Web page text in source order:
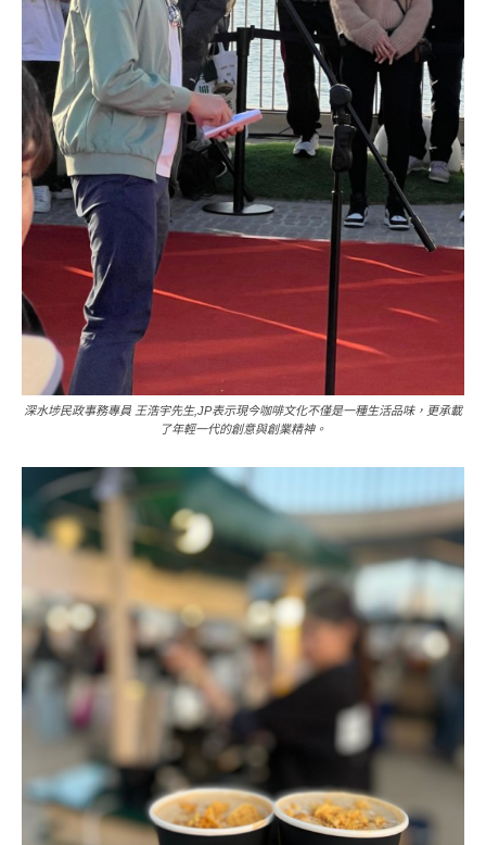
深水埗民政事務專員 王浩宇先生,JP表示現今咖啡文化不僅是一種生活品味，更承載
了年輕一代的創意與創業精神。